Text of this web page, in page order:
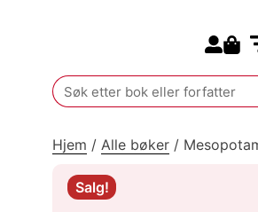
Search
for:
Hjem / Alle bøker /
Salg!